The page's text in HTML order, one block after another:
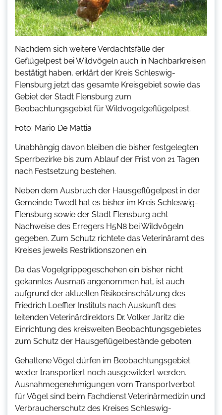
Nachdem sich weitere Verdachtsfälle der
Geflügelpest bei Wildvögeln auch in Nachbarkreisen
bestätigt haben, erklärt der Kreis Schleswig-
Flensburg jetzt das gesamte Kreisgebiet sowie das
Gebiet der Stadt Flensburg zum
Beobachtungsgebiet für Wildvogelgeflügelpest.
Foto: Mario De Mattia
Unabhängig davon bleiben die bisher festgelegten
Sperrbezirke bis zum Ablauf der Frist von 21 Tagen
nach Festsetzung bestehen.
Neben dem Ausbruch der Hausgeflügelpest in der
Gemeinde Twedt hat es bisher im Kreis Schleswig-
Flensburg sowie der Stadt Flensburg acht
Nachweise des Erregers H5N8 bei Wildvögeln
gegeben. Zum Schutz richtete das Veterinäramt des
Kreises jeweils Restriktionszonen ein.
Da das Vogelgrippegeschehen ein bisher nicht
gekanntes Ausmaß angenommen hat, ist auch
aufgrund der aktuellen Risikoeinschätzung des
Friedrich Loeffler Instituts nach Auskunft des
leitenden Veterinärdirektors Dr. Volker Jaritz die
Einrichtung des kreisweiten Beobachtungsgebietes
zum Schutz der Hausgeflügelbestände geboten.
Gehaltene Vögel dürfen im Beobachtungsgebiet
weder transportiert noch ausgewildert werden.
Ausnahmegenehmigungen vom Transportverbot
für Vögel sind beim Fachdienst Veterinärmedizin und
Verbraucherschutz des Kreises Schleswig-